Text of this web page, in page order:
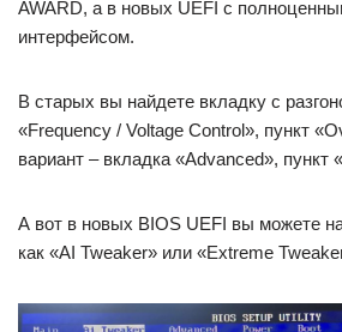
AWARD, а в новых UEFI с
интерфейсом.
В старых вы найдете вкладку с
«Frequency / Voltage Control», пункт
вариант – вкладка «Advanced», пункт
А вот в новых BIOS UEFI вы можете
как «AI Tweaker» или «Extreme